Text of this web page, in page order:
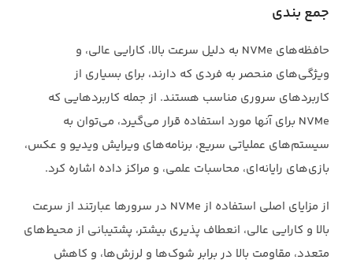
جمع بندی
حافظه‌های ‏NVMe‏ به دلیل سرعت بالا، کارایی عالی، و
ویژگی‌های منحصر به فردی که دارند، برای ‏بسیاری از
کاربردهای سروری مناسب هستند. از جمله کاربردهایی که
‏NVMe‏ برای آنها مورد استفاده قرار ‏می‌گیرد، می‌توان به
سیستم‌های عملیاتی سریع، برنامه‌های ویرایش ویدیو و عکس،
بازی‌های رایانه‌ای، ‏محاسبات علمی، و مراکز داده اشاره کرد.
از مزایای اصلی استفاده از ‏NVMe‏ در سرورها عبارتند از سرعت
‏بالا و کارایی عالی، انعطاف پذیری بیشتر، پشتیبانی از محیط‌های
متعدد، مقاومت بالا در برابر شوک‌ها و ‏لرزش‌ها، و کاهش